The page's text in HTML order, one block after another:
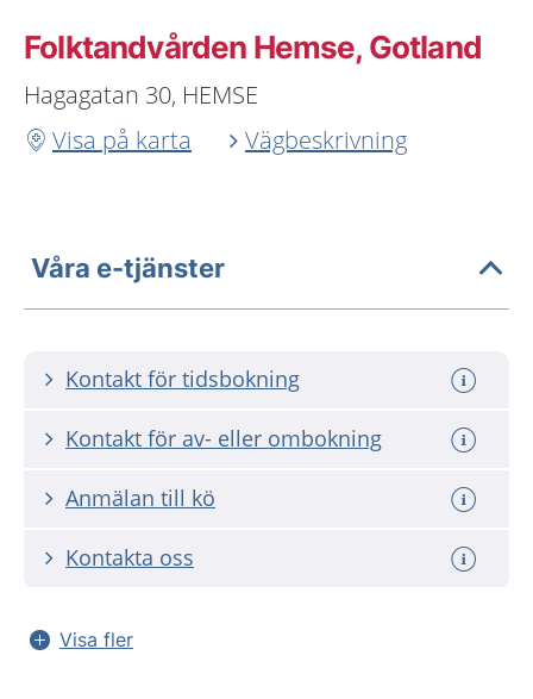
Folktandvården Hemse, Gotland
Hagagatan 30, HEMSE
Visa på karta
Vägbeskrivning
Våra e-tjänster
Kontakt för tidsbokning
Kontakt för av- eller ombokning
Anmälan till kö
Kontakta oss
Visa fler